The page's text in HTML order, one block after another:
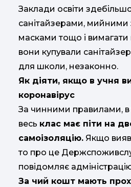
Заклади освіти
санітайзерами, мийними
масками тощо і вимагати
вони купували
для школи, незаконно.
Як діяти, якщо в учня
коронавірус
За чинними правилами, в
весь клас має піти на
самоізоляцію. Якщо
то про це
повідомляє
За чий кошт мають